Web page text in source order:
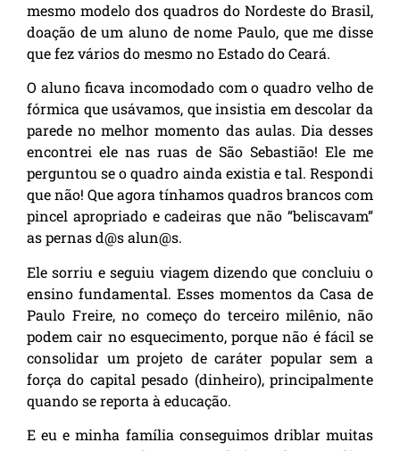
mesmo modelo dos quadros do Nordeste do Brasil,
doação de um aluno de nome Paulo, que me disse
que fez vários do mesmo no Estado do Ceará.
O aluno ficava incomodado com o quadro velho de
fórmica que usávamos, que insistia em descolar da
parede no melhor momento das aulas. Dia desses
encontrei ele nas ruas de São Sebastião! Ele me
perguntou se o quadro ainda existia e tal. Respondi
que não! Que agora tínhamos quadros brancos com
pincel apropriado e cadeiras que não “beliscavam”
as pernas d@s alun@s.
Ele sorriu e seguiu viagem dizendo que concluiu o
ensino fundamental. Esses momentos da Casa de
Paulo Freire, no começo do terceiro milênio, não
podem cair no esquecimento, porque não é fácil se
consolidar um projeto de caráter popular sem a
força do capital pesado (dinheiro), principalmente
quando se reporta à educação.
E eu e minha família conseguimos driblar muitas